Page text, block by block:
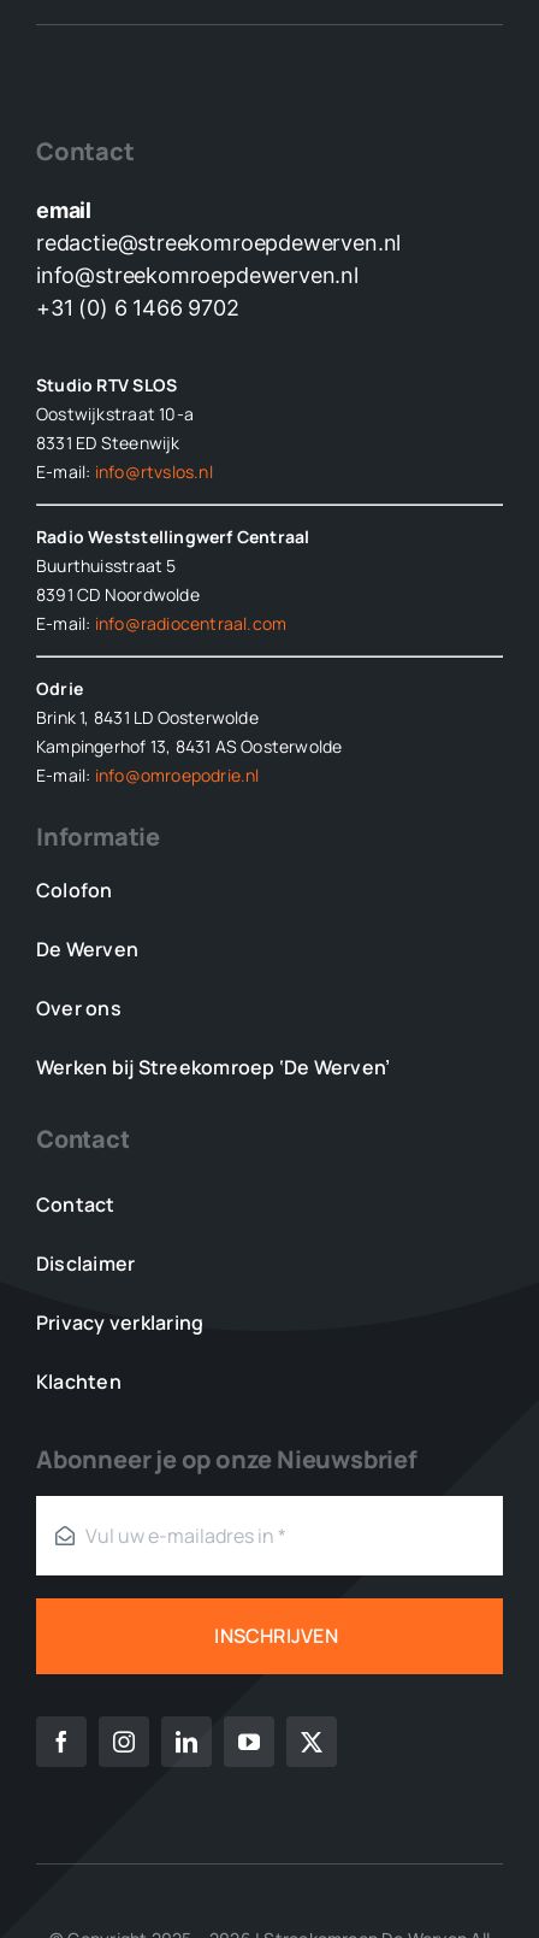
Contact
email
redactie@streekomroepdewerven.nl
info@streekomroepdewerven.nl
+31 (0) 6 1466 9702
Studio RTV SLOS
Oostwijkstraat 10-a
8331 ED Steenwijk
E-mail: info@rtvslos.nl
Radio Weststellingwerf Centraal
Buurthuisstraat 5
8391 CD Noordwolde
E-mail: info@radiocentraal.com
Odrie
Brink 1, 8431 LD Oosterwolde
Kampingerhof 13, 8431 AS Oosterwolde
E-mail: info@omroepodrie.nl
Informatie
Colofon
De Werven
Over ons
Werken bij Streekomroep ‘De Werven’
Contact
Contact
Disclaimer
Privacy verklaring
Klachten
Abonneer je op onze Nieuwsbrief
INSCHRIJVEN